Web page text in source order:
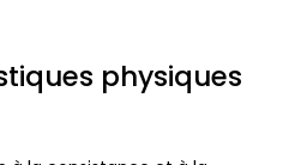
physiques